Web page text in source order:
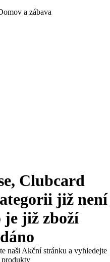
a zábava
Clubcard
již není
je již zboží
naši Akční stránku a vyhledejte